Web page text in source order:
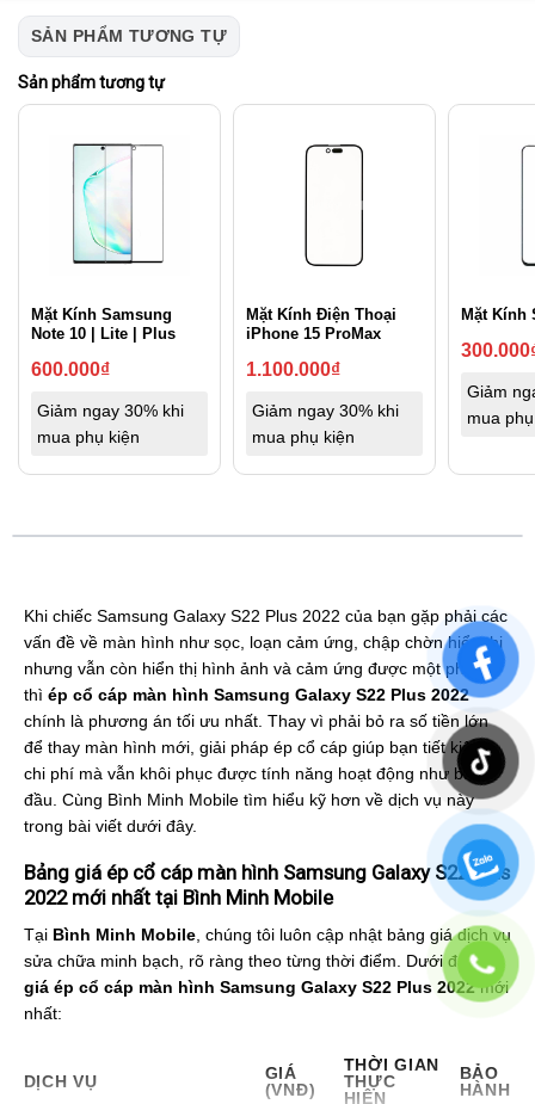
SẢN PHẨM TƯƠNG TỰ
Sản phẩm tương tự
Mặt Kính Samsung
Note 10 | Lite | Plus
600.000₫
Giảm ngay 30% khi
mua phụ kiện
Mặt Kính Điện Thoại
iPhone 15 ProMax
1.100.000₫
Giảm ngay 30% khi
mua phụ kiện
Mặt Kính
300.000
Giảm
mua
Khi chiếc Samsung Galaxy S22 Plus 2022 của bạn gặp phải các
vấn đề về màn hình như sọc, loạn cảm ứng, chập chờn hiển thị
nhưng vẫn còn hiển thị hình ảnh và cảm ứng được một phần,
thì ép cổ cáp màn hình Samsung Galaxy S22 Plus 2022
chính là phương án tối ưu nhất. Thay vì phải bỏ ra số tiền lớn
để thay màn hình mới, giải pháp ép cổ cáp giúp bạn tiết kiệm
chi phí mà vẫn khôi phục được tính năng hoạt động như ban
đầu. Cùng Bình Minh Mobile tìm hiểu kỹ hơn về dịch vụ này
trong bài viết dưới đây.
Bảng giá ép cổ cáp màn hình Samsung Galaxy S22 Plus
2022 mới nhất tại Bình Minh Mobile
Tại Bình Minh Mobile, chúng tôi luôn cập nhật bảng giá dịch vụ
sửa chữa minh bạch, rõ ràng theo từng thời điểm. Dưới đây là
giá ép cổ cáp màn hình Samsung Galaxy S22 Plus 2022mới
nhất:
DỊCH VỤ
GIÁ
(VNĐ)
THỜI GIAN
THỰC
HIỆN
BẢO
HÀNH